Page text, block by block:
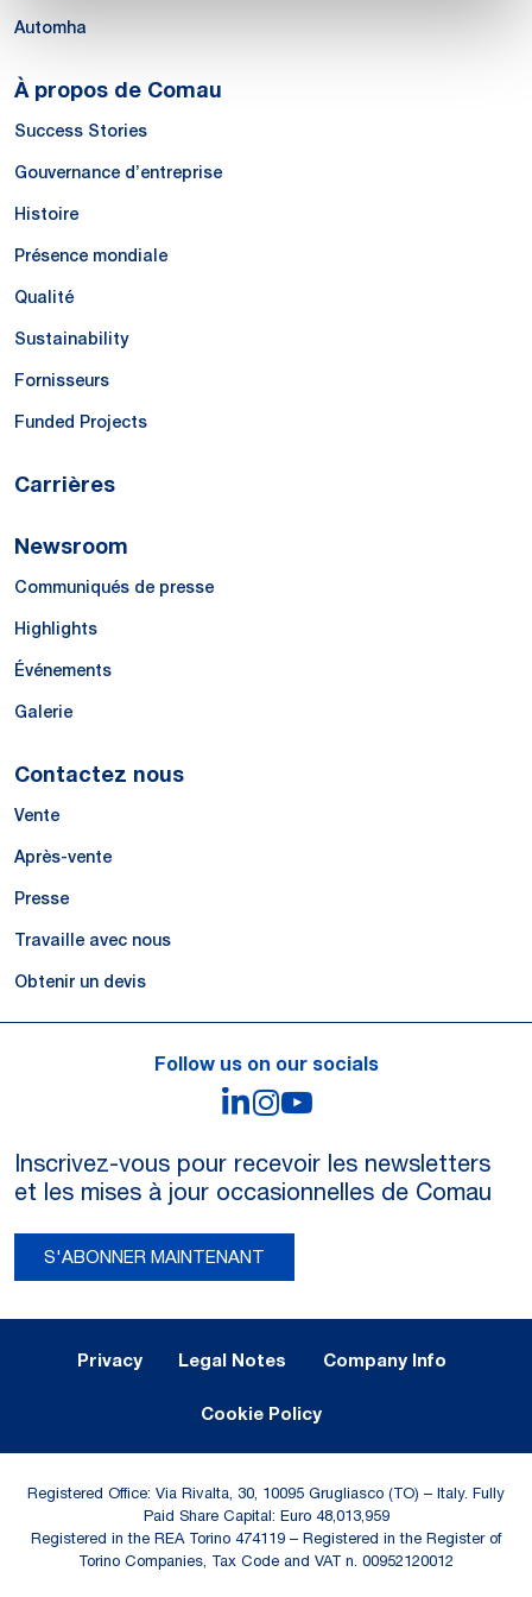
Automha
À propos de Comau
Success Stories
Gouvernance d’entreprise
Histoire
Présence mondiale
Qualité
Sustainability
Fornisseurs
Funded Projects
Carrières
Newsroom
Communiqués de presse
Highlights
Événements
Galerie
Contactez nous
Vente
Après-vente
Presse
Travaille avec nous
Obtenir un devis
Follow us on our socials
LinkedIn
Instagram
Inscrivez-vous pour recevoir les newsletters
et les mises à jour occasionnelles de Comau
S'ABONNER MAINTENANT
Privacy Legal Notes Company Info
Cookie Policy
Registered Office: Via Rivalta, 30, 10095 Grugliasco (TO) – Italy. Fully
Paid Share Capital: Euro 48,013,959
Registered in the REA Torino 474119 – Registered in the Register of
Torino Companies, Tax Code and VAT n. 00952120012